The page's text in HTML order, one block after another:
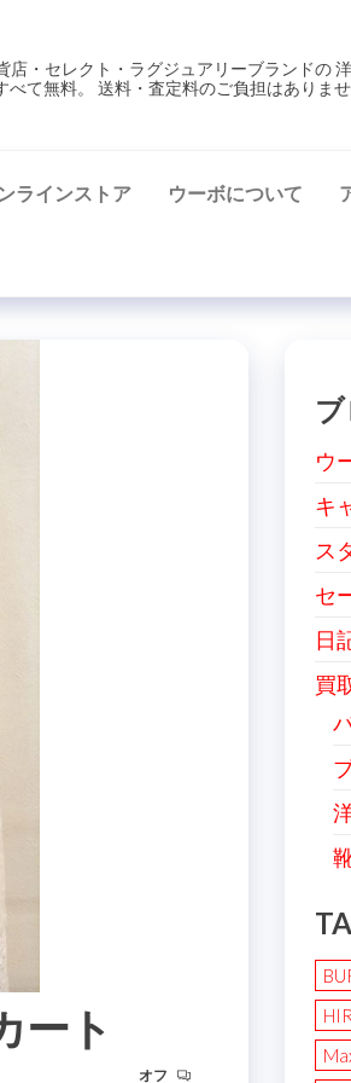
・セレクト・ラグジュアリーブランドの
て無料。 送料・査定料のご負担はありま
ラインストア ウーボについて
ート
オフ
ウ
キ
ス
セ
日
買